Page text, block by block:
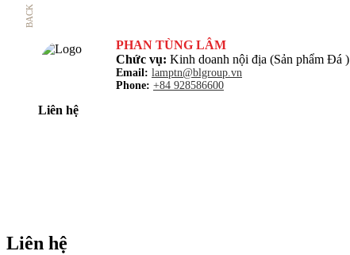
PHAN TÙNG LÂM
Chức vụ: Kinh doanh nội địa (Sản phẩm Đá )
Email: lamptn@blgroup.vn
Phone: +84 928586600
Liên hệ
Liên hệ
BACK